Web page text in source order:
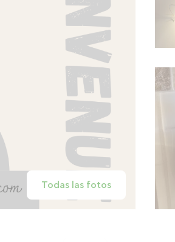
Todas las fotos